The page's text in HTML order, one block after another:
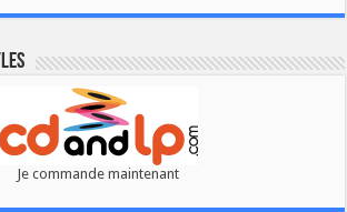
Je commande maintenant